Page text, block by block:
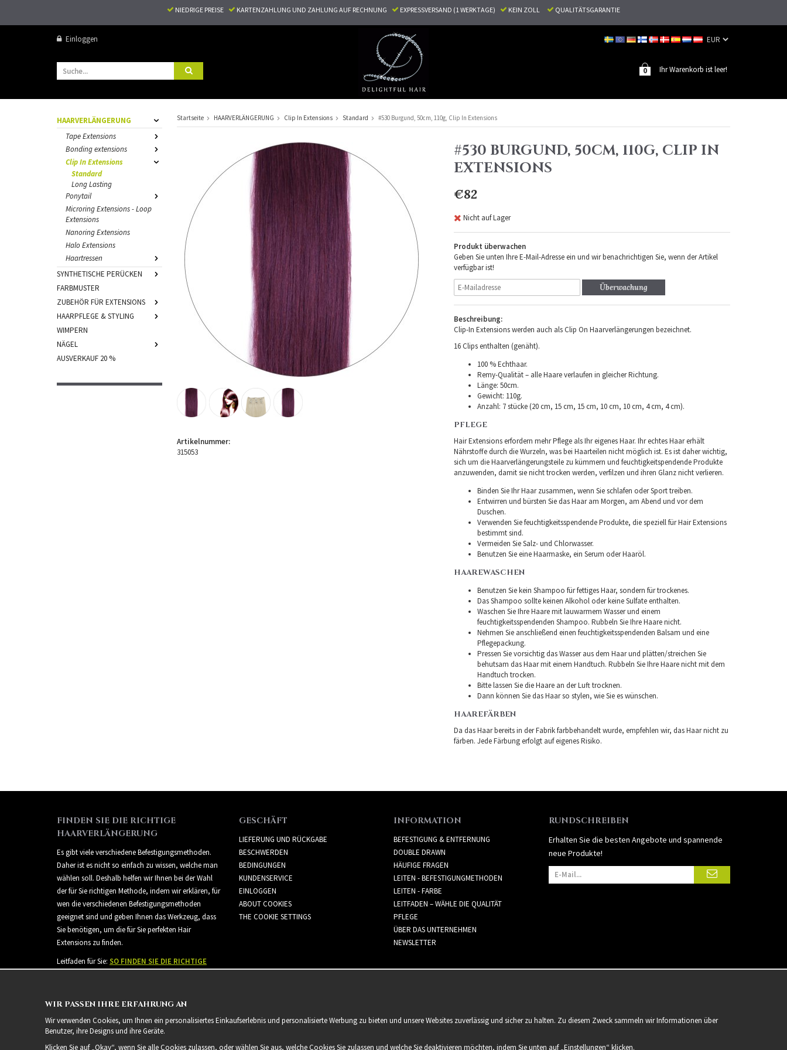
NIEDRIGE PREISE KARTENZAHLUNG UND ZAHLUNG AUF RECHNUNG EXPRESSVERSAND (1 WERKTAGE) KEIN ZOLL QUALITÄTSGARANTIE
Einloggen
Ihr Warenkorb ist leer!
0
HAARVERLÄNGERUNG
Tape Extensions
Bonding extensions
Clip In Extensions
Standard
Long Lasting
Ponytail
Microring Extensions - Loop
Extensions
Nanoring Extensions
Halo Extensions
Haartressen
SYNTHETISCHE PERÜCKEN
FARBMUSTER
ZUBEHÖR FÜR EXTENSIONS
HAARPFLEGE & STYLING
WIMPERN
NÄGEL
AUSVERKAUF 20 %
Startseite HAARVERLÄNGERUNG Clip In Extensions Standard #530 Burgund, 50cm, 110g, Clip In Extensions
#530 BURGUND, 50CM, 110G, CLIP IN
EXTENSIONS
€82
Nicht auf Lager
Produkt überwachen
Geben Sie unten Ihre E-Mail-Adresse ein und wir benachrichtigen Sie, wenn der Artikel
verfügbar ist!
Überwachung
Beschreibung:
Clip-In Extensions werden auch als Clip On Haarverlängerungen bezeichnet.
16 Clips enthalten (genäht).
100 % Echthaar.
Remy-Qualität – alle Haare verlaufen in gleicher Richtung.
Länge: 50cm.
Gewicht: 110g.
Anzahl: 7 stücke (20 cm, 15 cm, 15 cm, 10 cm, 10 cm, 4 cm, 4 cm).
PFLEGE
Hair Extensions erfordern mehr Pflege als Ihr eigenes Haar. Ihr echtes Haar erhält
Nährstoffe durch die Wurzeln, was bei Haarteilen nicht möglich ist. Es ist daher wichtig,
sich um die Haarverlängerungsteile zu kümmern und feuchtigkeitspendende Produkte
anzuwenden, damit sie nicht trocken werden, verfilzen und ihren Glanz nicht verlieren.
Binden Sie Ihr Haar zusammen, wenn Sie schlafen oder Sport treiben.
Entwirren und bürsten Sie das Haar am Morgen, am Abend und vor dem
Duschen.
Verwenden Sie feuchtigkeitsspendende Produkte, die speziell für Hair Extensions
bestimmt sind.
Vermeiden Sie Salz- und Chlorwasser.
Benutzen Sie eine Haarmaske, ein Serum oder Haaröl.
HAAREWASCHEN
Benutzen Sie kein Shampoo für fettiges Haar, sondern für trockenes.
Das Shampoo sollte keinen Alkohol oder keine Sulfate enthalten.
Waschen Sie Ihre Haare mit lauwarmem Wasser und einem
feuchtigkeitsspendenden Shampoo. Rubbeln Sie Ihre Haare nicht.
Nehmen Sie anschließend einen feuchtigkeitsspendenden Balsam und eine
Pflegepackung.
Pressen Sie vorsichtig das Wasser aus dem Haar und plätten/streichen Sie
behutsam das Haar mit einem Handtuch. Rubbeln Sie Ihre Haare nicht mit dem
Handtuch trocken.
Bitte lassen Sie die Haare an der Luft trocknen.
Dann können Sie das Haar so stylen, wie Sie es wünschen.
HAAREFÄRBEN
Da das Haar bereits in der Fabrik farbbehandelt wurde, empfehlen wir, das Haar nicht zu
färben. Jede Färbung erfolgt auf eigenes Risiko.
Artikelnummer:
315053
FINDEN SIE DIE RICHTIGE
HAARVERLÄNGERUNG
Es gibt viele verschiedene Befestigungsmethoden.
Daher ist es nicht so einfach zu wissen, welche man
wählen soll. Deshalb helfen wir Ihnen bei der Wahl
der für Sie richtigen Methode, indem wir erklären, für
wen die verschiedenen Befestigungsmethoden
geeignet sind und geben Ihnen das Werkzeug, dass
Sie benötigen, um die für Sie perfekten Hair
Extensions zu finden.
Leitfaden für Sie: SO FINDEN SIE DIE RICHTIGE
GESCHÄFT
LIEFERUNG UND RÜCKGABE
BESCHWERDEN
BEDINGUNGEN
KUNDENSERVICE
EINLOGGEN
ABOUT COOKIES
THE COOKIE SETTINGS
INFORMATION
BEFESTIGUNG & ENTFERNUNG
DOUBLE DRAWN
HÄUFIGE FRAGEN
LEITEN - BEFESTIGUNGMETHODEN
LEITEN - FARBE
LEITFADEN – WÄHLE DIE QUALITÄT
PFLEGE
ÜBER DAS UNTERNEHMEN
NEWSLETTER
RUNDSCHREIBEN
Erhalten Sie die besten Angebote und spannende
neue Produkte!
WIR PASSEN IHRE ERFAHRUNG AN
Wir verwenden Cookies, um Ihnen ein personalisiertes Einkaufserlebnis und personalisierte Werbung zu bieten und unsere Websites zuverlässig und sicher zu halten. Zu diesem Zweck sammeln wir Informationen über
Benutzer, ihre Designs und ihre Geräte.
Klicken Sie auf „Okay“, wenn Sie alle Cookies zulassen, oder wählen Sie aus, welche Cookies Sie zulassen und welche Sie deaktivieren möchten, indem Sie unten auf „Einstellungen“ klicken.